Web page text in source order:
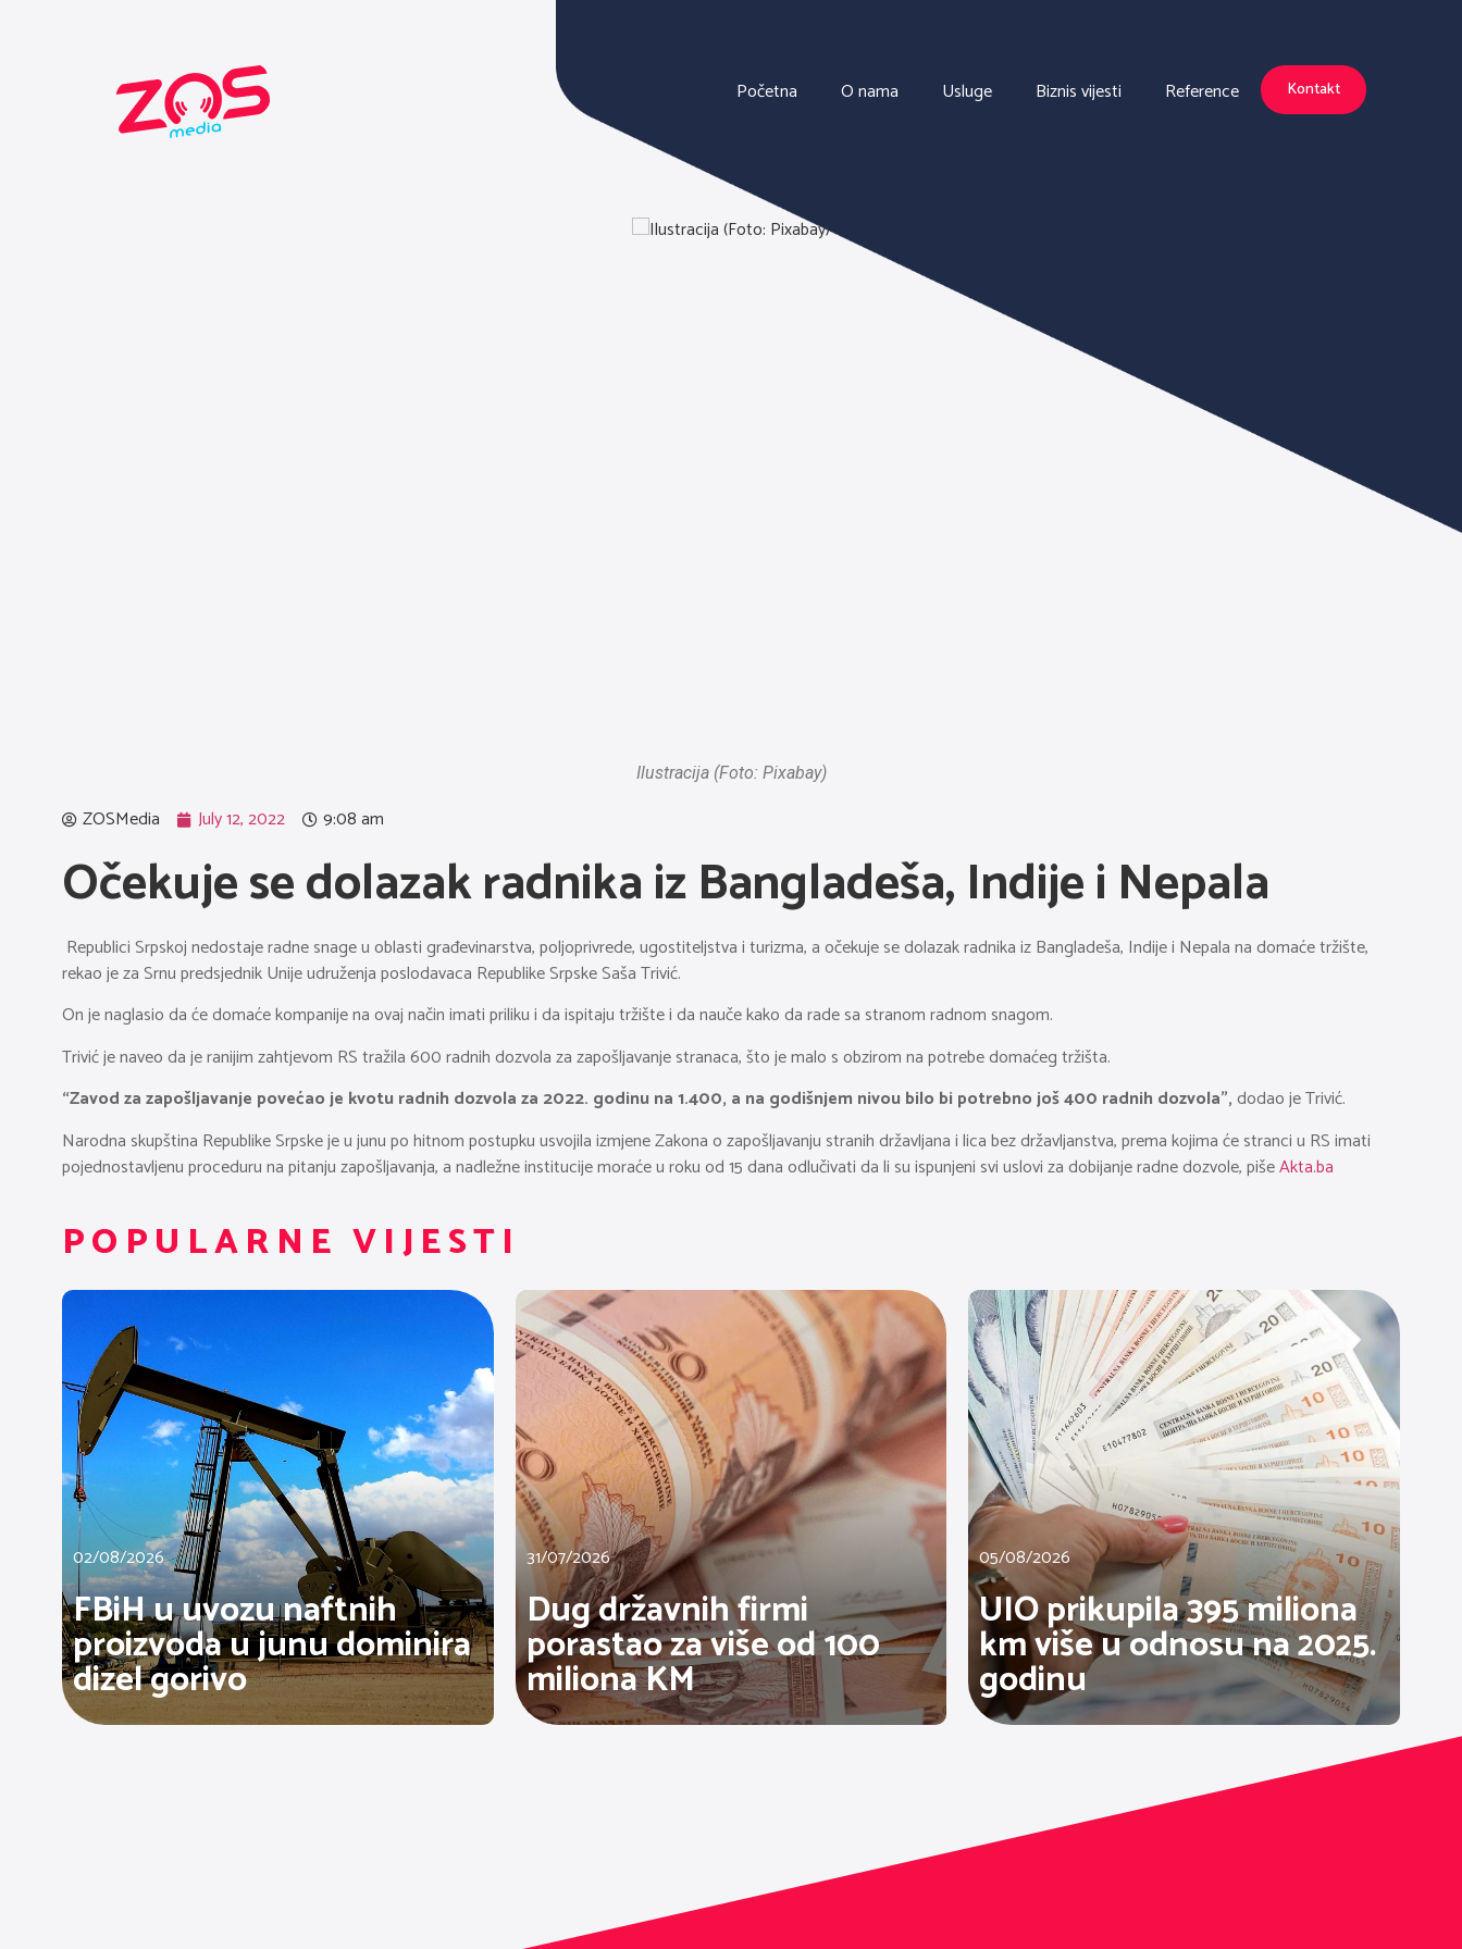
Početna O nama Usluge Biznis vijesti Reference Kontakt
Ilustracija (Foto: Pixabay)
ZOSMedia July 12, 2022 9:08 am
Očekuje se dolazak radnika iz Bangladeša, Indije i Nepala
Republici Srpskoj nedostaje radne snage u oblasti građevinarstva, poljoprivrede, ugostiteljstva i turizma, a očekuje se dolazak radnika iz Bangladeša, Indije i Nepala na domaće tržište,
rekao je za Srnu predsjednik Unije udruženja poslodavaca Republike Srpske Saša Trivić.
On je naglasio da će domaće kompanije na ovaj način imati priliku i da ispitaju tržište i da nauče kako da rade sa stranom radnom snagom.
Trivić je naveo da je ranijim zahtjevom RS tražila 600 radnih dozvola za zapošljavanje stranaca, što je malo s obzirom na potrebe domaćeg tržišta.
“Zavod za zapošljavanje povećao je kvotu radnih dozvola za 2022. godinu na 1.400, a na godišnjem nivou bilo bi potrebno još 400 radnih dozvola”,dodao je Trivić.
Narodna skupština Republike Srpske je u junu po hitnom postupku usvojila izmjene Zakona o zapošljavanju stranih državljana i lica bez državljanstva, prema kojima će stranci u RS imati
pojednostavljenu proceduru na pitanju zapošljavanja, a nadležne institucije moraće u roku od 15 dana odlučivati da li su ispunjeni svi uslovi za dobijanje radne dozvole, pišeAkta.ba
POPULARNE VIJESTI
02/08/2026
FBiH u uvozu naftnih
proizvoda u junu dominira
dizel gorivo
31/07/2026
Dug državnih firmi
porastao za više od 100
miliona KM
05/08/2026
UIO prikupila 395 miliona
km više u odnosu na 2025.
godinu